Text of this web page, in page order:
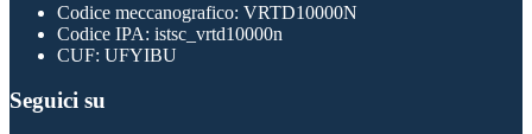
Codice meccanografico: VRTD10000N
Codice IPA: istsc_vrtd10000n
CUF: UFYIBU
Seguici su